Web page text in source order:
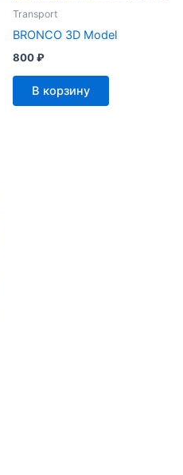
Transport
BRONCO 3D Model
800₽
В корзину